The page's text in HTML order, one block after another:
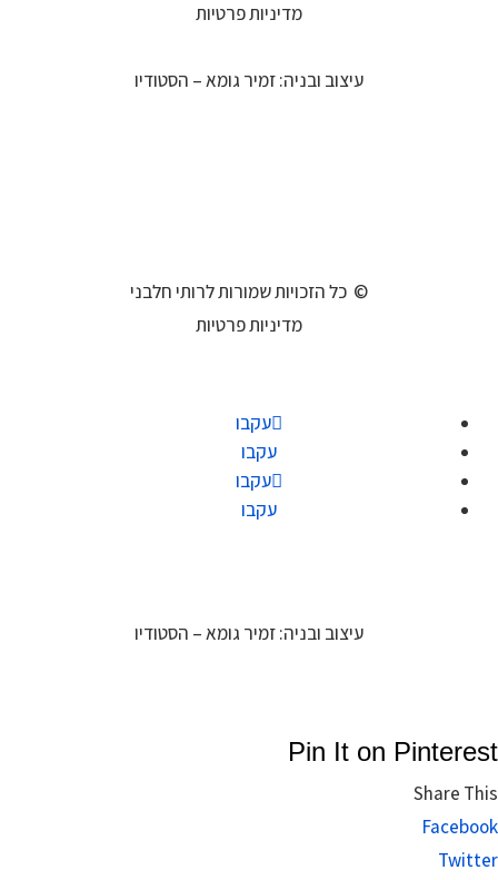
מדיניות פרטיות
עיצוב ובניה: זמיר גומא – הסטודיו
© כל הזכויות שמורות לרותי חלבני
מדיניות פרטיות
עקבו
עקבו
עקבו
עקבו
עיצוב ובניה: זמיר גומא – הסטודיו
Pin It on Pinterest
Share This
Facebook
Twitter